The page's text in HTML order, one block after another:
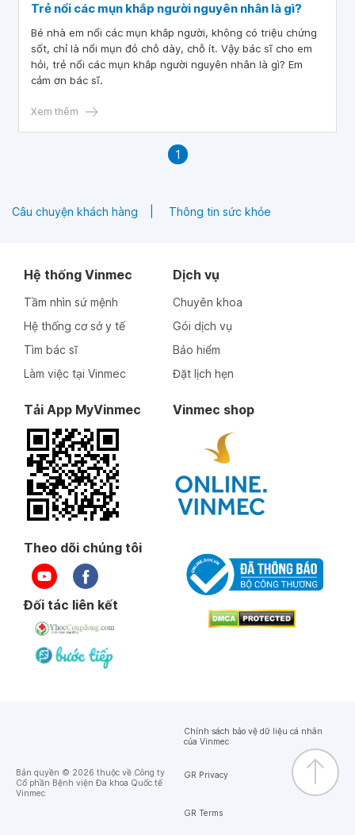
Trẻ nổi các mụn khắp người nguyên nhân là gì?
Bé nhà em nổi các mụn khắp người, không có triệu chứng
sốt, chỉ là nổi mụn đỏ chỗ dày, chỗ ít. Vậy bác sĩ cho em
hỏi, trẻ nổi các mụn khắp người nguyên nhân là gì? Em
cảm ơn bác sĩ.
Xem thêm
1
Câu chuyện khách hàng Thông tin sức khỏe
Hệ thống Vinmec
Tầm nhìn sứ mệnh
Hệ thống cơ sở y tế
Tìm bác sĩ
Làm việc tại Vinmec
Dịch vụ
Chuyên khoa
Gói dịch vụ
Bảo hiểm
Đặt lịch hẹn
Tải App MyVinmec Vinmec shop
Theo dõi chúng tôi
Đối tác liên kết
Bản quyền © 2026 thuộc về Công ty
Cổ phần Bệnh viện Đa khoa Quốc tế
Vinmec
Chính sách bảo vệ dữ liệu cá nhân
của Vinmec
GR Privacy
GR Terms